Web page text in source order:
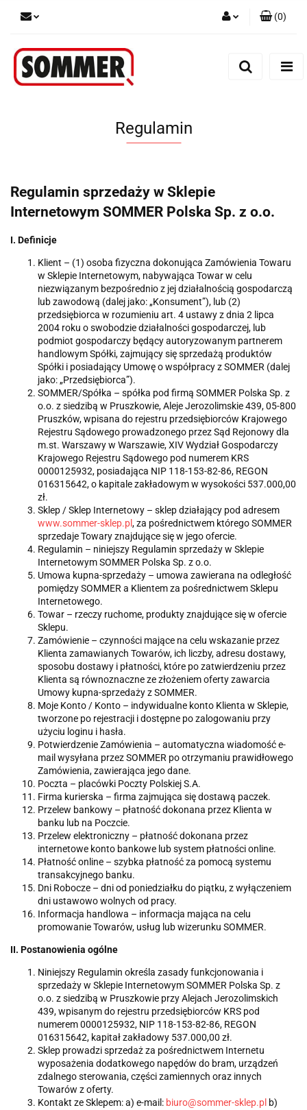
(0)
Regulamin
Regulamin sprzedaży w Sklepie
Internetowym SOMMER Polska Sp. z o.o.
I. Definicje
Klient – (1) osoba fizyczna dokonująca Zamówienia Towaru
w Sklepie Internetowym, nabywająca Towar w celu
niezwiązanym bezpośrednio z jej działalnością gospodarczą
lub zawodową (dalej jako: „Konsument”), lub (2)
przedsiębiorca w rozumieniu art. 4 ustawy z dnia 2 lipca
2004 roku o swobodzie działalności gospodarczej, lub
podmiot gospodarczy będący autoryzowanym partnerem
handlowym Spółki, zajmujący się sprzedażą produktów
Spółki i posiadający Umowę o współpracy z SOMMER (dalej
jako: „Przedsiębiorca”).
SOMMER/Spółka – spółka pod firmą SOMMER Polska Sp. z
o.o. z siedzibą w Pruszkowie, Aleje Jerozolimskie 439, 05-800
Pruszków, wpisana do rejestru przedsiębiorców Krajowego
Rejestru Sądowego prowadzonego przez Sąd Rejonowy dla
m.st. Warszawy w Warszawie, XIV Wydział Gospodarczy
Krajowego Rejestru Sądowego pod numerem KRS
0000125932, posiadająca NIP 118-153-82-86, REGON
016315642, o kapitale zakładowym w wysokości 537.000,00
zł.
Sklep / Sklep Internetowy – sklep działający pod adresem
www.sommer-sklep.pl, za pośrednictwem którego SOMMER
sprzedaje Towary znajdujące się w jego ofercie.
Regulamin – niniejszy Regulamin sprzedaży w Sklepie
Internetowym SOMMER Polska Sp. z o.o.
Umowa kupna-sprzedaży – umowa zawierana na odległość
pomiędzy SOMMER a Klientem za pośrednictwem Sklepu
Internetowego.
Towar – rzeczy ruchome, produkty znajdujące się w ofercie
Sklepu.
Zamówienie – czynności mające na celu wskazanie przez
Klienta zamawianych Towarów, ich liczby, adresu dostawy,
sposobu dostawy i płatności, które po zatwierdzeniu przez
Klienta są równoznaczne ze złożeniem oferty zawarcia
Umowy kupna-sprzedaży z SOMMER.
Moje Konto / Konto – indywidualne konto Klienta w Sklepie,
tworzone po rejestracji i dostępne po zalogowaniu przy
użyciu loginu i hasła.
Potwierdzenie Zamówienia – automatyczna wiadomość e-
mail wysyłana przez SOMMER po otrzymaniu prawidłowego
Zamówienia, zawierająca jego dane.
Poczta – placówki Poczty Polskiej S.A.
Firma kurierska – firma zajmująca się dostawą paczek.
Przelew bankowy – płatność dokonana przez Klienta w
banku lub na Poczcie.
Przelew elektroniczny – płatność dokonana przez
internetowe konto bankowe lub system płatności online.
Płatność online – szybka płatność za pomocą systemu
transakcyjnego banku.
Dni Robocze – dni od poniedziałku do piątku, z wyłączeniem
dni ustawowo wolnych od pracy.
Informacja handlowa – informacja mająca na celu
promowanie Towarów, usług lub wizerunku SOMMER.
II. Postanowienia ogólne
Niniejszy Regulamin określa zasady funkcjonowania i
sprzedaży w Sklepie Internetowym SOMMER Polska Sp. z
o.o. z siedzibą w Pruszkowie przy Alejach Jerozolimskich
439, wpisanym do rejestru przedsiębiorców KRS pod
numerem 0000125932, NIP 118-153-82-86, REGON
016315642, kapitał zakładowy 537.000,00 zł.
Sklep prowadzi sprzedaż za pośrednictwem Internetu
wyposażenia dodatkowego napędów do bram, urządzeń
zdalnego sterowania, części zamiennych oraz innych
Towarów z oferty.
Kontakt ze Sklepem: a) e-mail: biuro@sommer-sklep.pl b)